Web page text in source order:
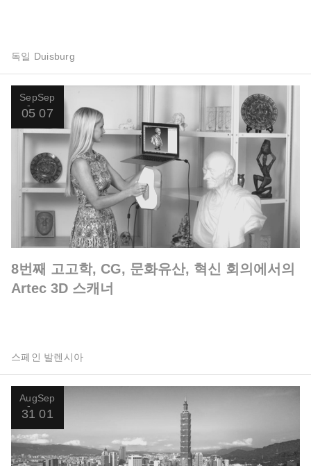
독일 Duisburg
Sep
05
Sep
07
8번째 고고학, CG, 문화유산, 혁신 회의에서의
Artec 3D 스캐너
스페인 발렌시아
Aug
31
Sep
01